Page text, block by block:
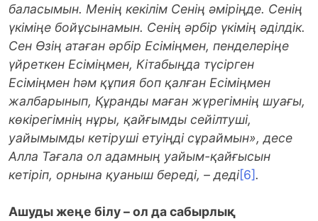
баласымын. Менің кекілім Сенің әміріңде. Сенің
үкіміңе бойұсынамын. Сенің әрбір үкімің әділдік.
Сен Өзің атаған әрбір Есіміңмен, пенделеріңе
үйреткен Есіміңмен, Кітабыңда түсірген
Есіміңмен һәм құпия боп қалған Есіміңмен
жалбарынып, Құранды маған жүрегімнің шуағы,
көкірегімнің нұры, қайғымды сейілтуші,
уайымымды кетіруші етуіңді сұраймын», десе
Алла Тағала ол адамның уайым-қайғысын
кетіріп, орнына қуаныш береді, – деді[6].
Ашуды жеңе білу – ол да сабырлық